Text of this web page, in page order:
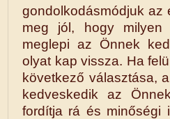
gondolkodásmódjuk az
meg jól, hogy milyen
meglepi az Önnek
olyat kap vissza. Ha
következő választása,
kedveskedik az
fordítja rá és minőségi